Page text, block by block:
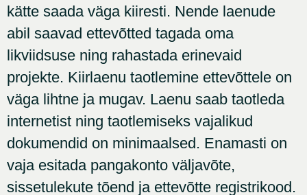
kätte saada väga kiiresti. Nende laenude
abil saavad ettevõtted tagada oma
likviidsuse ning rahastada erinevaid
projekte. Kiirlaenu taotlemine ettevõttele on
väga lihtne ja mugav. Laenu saab taotleda
internetist ning taotlemiseks vajalikud
dokumendid on minimaalsed. Enamasti on
vaja esitada pangakonto väljavõte,
sissetulekute tõend ja ettevõtte registrikood.